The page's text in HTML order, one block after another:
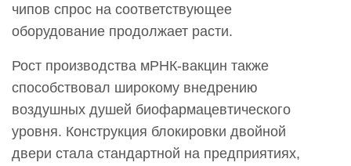
чипов спрос на соответствующее
оборудование продолжает расти.
Рост производства мРНК-вакцин также
способствовал широкому внедрению
воздушных душей биофармацевтического
уровня. Конструкция блокировки двойной
двери стала стандартной на предприятиях,